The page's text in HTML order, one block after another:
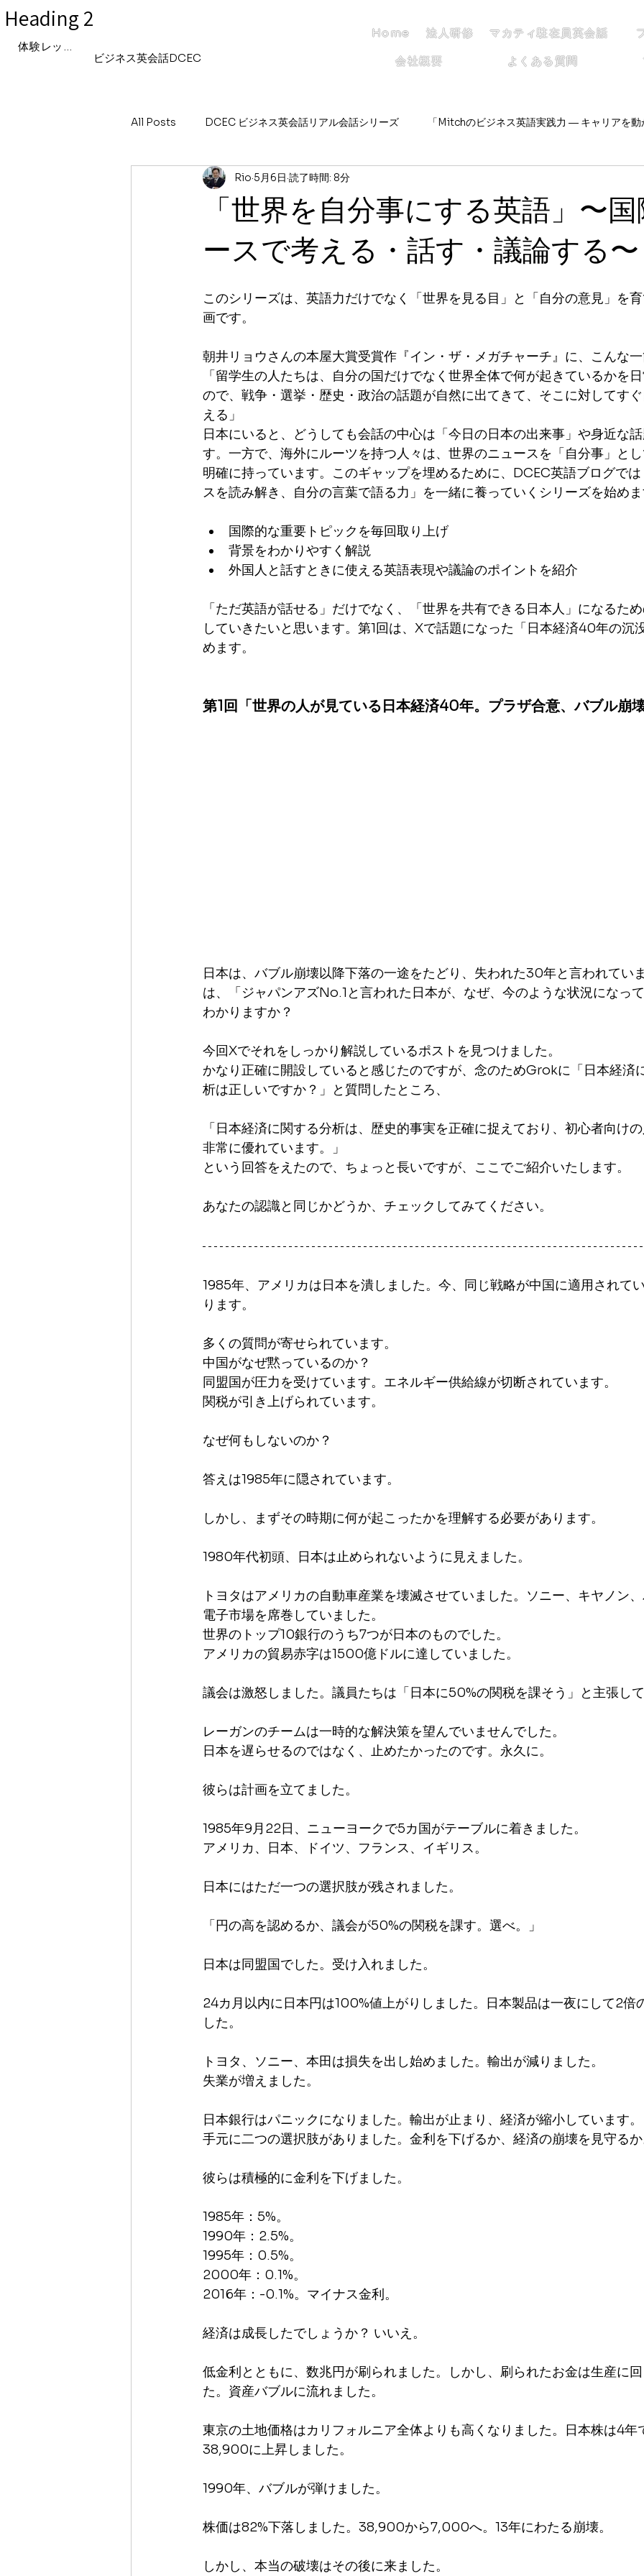
Heading 2
ビジネス英会話DCEC
体験レッスン申込み
Home 法人研修 マカティ駐在員英会話
会社概要 よくある質問
All Posts DCEC ビジネス英会話リアル会話シリーズ 「Mitchのビジネス英語実践力 ― キャリアを動
「世界を自分事にする英語」〜国際ニュースで考える・話す・議論する〜
Hinataの「世界と私」リアルな日常ノート キャリアアップに直結する英会話力アップ
「世界を自分事にする英語」〜
ースで考える・話す・議論
Rio 5月6日 読了時間: 8分
このシリーズは、英語力だけでなく「世界を見る目」と「自分の意見」を
画です。
朝井リョウさんの本屋大賞受賞作『イン・ザ・メガチャーチ』に、こんな一
「留学生の人たちは、自分の国だけでなく世界全体で何が起きているかを
ので、戦争・選挙・歴史・政治の話題が自然に出てきて、そこに対してす
える」
日本にいると、どうしても会話の中心は「今日の日本の出来事」や身近な
す。一方で、海外にルーツを持つ人々は、世界のニュースを「自分事」と
明確に持っています。このギャップを埋めるために、DCEC英語ブログで
スを読み解き、自分の言葉で語る力」を一緒に養っていくシリーズを始めま
国際的な重要トピックを毎回取り上げ
背景をわかりやすく解説
外国人と話すときに使える英語表現や議論のポイントを紹介
「ただ英語が話せる」だけでなく、「世界を共有できる日本人」になるた
していきたいと思います。第1回は、Xで話題になった「日本経済40年の沉
めます。
第1回 「世界の人が見ている日本経済40年。プラザ合意、バブル崩
日本は、バブル崩壊以降下落の一途をたどり、失われた30年と言われてい
は、「ジャパンアズNo.1と言われた日本が、なぜ、今のような状況になっ
わかりますか？
今回Xでそれをしっかり解説しているポストを見つけました。
かなり正確に開設していると感じたのですが、念のためGrokに「日本経済
析は正しいですか？」と質問したところ、
「日本経済に関する分析は、歴史的事実を正確に捉えており、初心者向け
非常に優れています。」
という回答をえたので、ちょっと長いですが、ここでご紹介いたします。
あなたの認識と同じかどうか、チェックしてみてください。
1985年、アメリカは日本を潰しました。今、同じ戦略が中国に適用されて
ります。
多くの質問が寄せられています。
中国がなぜ黙っているのか？
同盟国が圧力を受けています。エネルギー供給線が切断されています。
関税が引き上げられています。
なぜ何もしないのか？
答えは1985年に隠されています。
しかし、まずその時期に何が起こったかを理解する必要があります。
1980年代初頭、日本は止められないように見えました。
トヨタはアメリカの自動車産業を壊滅させていました。ソニー、キヤノン
電子市場を席巻していました。
世界のトップ10銀行のうち7つが日本のものでした。
アメリカの貿易赤字は1500億ドルに達していました。
議会は激怒しました。議員たちは「日本に50%の関税を課そう」と主張して
レーガンのチームは一時的な解決策を望んでいませんでした。
日本を遅らせるのではなく、止めたかったのです。永久に。
彼らは計画を立てました。
1985年9月22日、ニューヨークで5カ国がテーブルに着きました。
アメリカ、日本、ドイツ、フランス、イギリス。
日本にはただ一つの選択肢が残されました。
「円の高を認めるか、議会が50%の関税を課す。選べ。」
日本は同盟国でした。受け入れました。
24カ月以内に日本円は100%値上がりしました。日本製品は一夜にして2倍
した。
トヨタ、ソニー、本田は損失を出し始めました。輸出が減りました。
失業が増えました。
日本銀行はパニックになりました。輸出が止まり、経済が縮小しています。
手元に二つの選択肢がありました。金利を下げるか、経済の崩壊を見守るか
彼らは積極的に金利を下げました。
1985年：5%。
1990年：2.5%。
1995年：0.5%。
2000年：0.1%。
2016年：-0.1%。マイナス金利。
経済は成長したでしょうか？ いいえ。
低金利とともに、数兆円が刷られました。しかし、刷られたお金は生産に
た。資産バブルに流れました。
東京の土地価格はカリフォルニア全体よりも高くなりました。日本株は4
38,900に上昇しました。
1990年、バブルが弾けました。
株価は82%下落しました。38,900から7,000へ。13年にわたる崩壊。
しかし、本当の破壊はその後に来ました。